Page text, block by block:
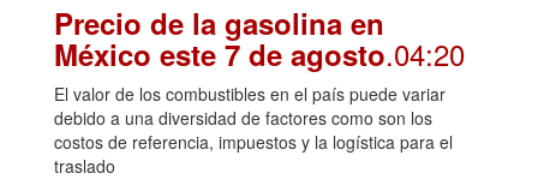
Precio de la gasolina en
México este 7 de agosto.04:20
El valor de los combustibles en el país puede variar
debido a una diversidad de factores como son los
costos de referencia, impuestos y la logística para el
traslado